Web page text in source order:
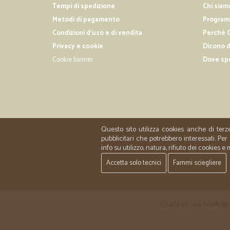
Tempi di spedizione
Metodi di pagamento
Condizioni d'uso e di vendita
Privacy e cookie
Cookie banner
Chi
Perché
Dicono
Dove
Questo sito utilizza cookies anche di
pubblicitari che potrebbero interessati.
info su utilizzo, natura, rifiuto dei cookies
Accetta solo tecnici Fammi sciegliere